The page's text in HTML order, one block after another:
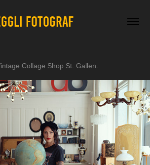
FOTOGRAF
Collage Shop St. Gallen.